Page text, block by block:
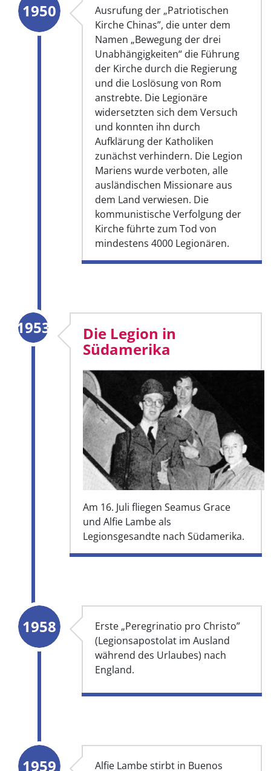
Ausrufung der „Patriotischen
Kirche Chinas”, die unter dem
Namen „Bewegung der drei
Unabhängigkeiten“ die Führung
der Kirche durch die Regierung
und die Loslösung von Rom
anstrebte. Die Legionäre
widersetzten sich dem Versuch
und konnten ihn durch
Aufklärung der Katholiken
zunächst verhindern. Die Legion
Mariens wurde verboten, alle
ausländischen Missionare aus
dem Land verwiesen. Die
kommunistische Verfolgung der
Kirche führte zum Tod von
mindestens 4000 Legionären.
1950
Die Legion in
Südamerika
Am 16. Juli fliegen Seamus Grace
und Alfie Lambe als
Legionsgesandte nach Südamerika.
1953
Erste „Peregrinatio pro Christo”
(Legionsapostolat im Ausland
während des Urlaubes) nach
England.
1958
Alfie Lambe stirbt in Buenos
1959